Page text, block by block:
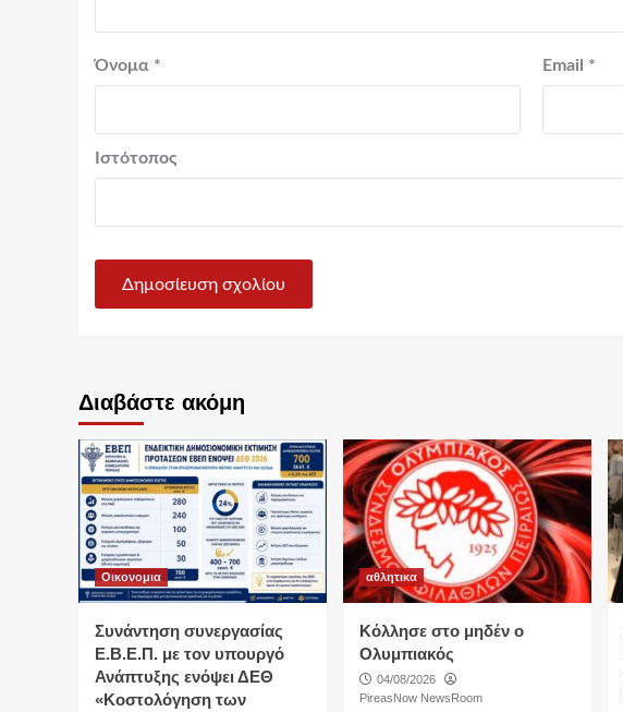
Όνομα * Email *
Ιστότοπος
Διαβάστε ακόμη
Οικονομια
Συνάντηση συνεργασίας
Ε.Β.Ε.Π. με τον υπουργό
Ανάπτυξης ενόψει ΔΕΘ
«Κοστολόγηση των
αθλητικα
Κόλλησε στο μηδέν ο
Ολυμπιακός
04/08/2026
PireasNow NewsRoom